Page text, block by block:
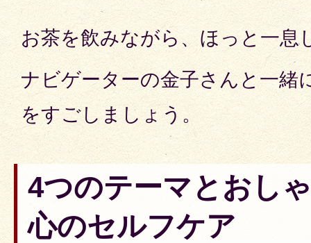
お茶を飲みながら、ほっと一息
ナビゲーターの金子さんと一緒
をすごしましょう。
4つのテーマとおし
心のセルフケア